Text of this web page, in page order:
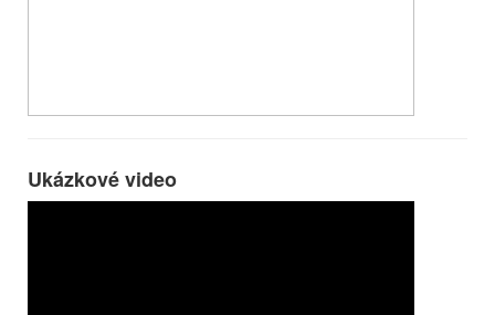
Ukázkové video